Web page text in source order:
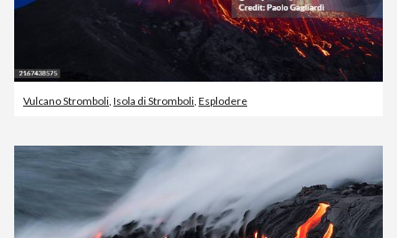
Vulcano Stromboli Isola di Stromboli Esplodere